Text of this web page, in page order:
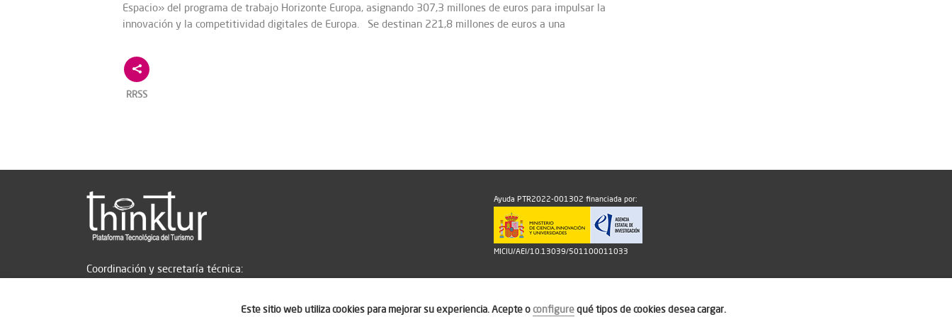
Espacio» del programa de trabajo Horizonte Europa, asignando 307,3 millones de euros para impulsar la
innovación y la competitividad digitales de Europa. Se destinan 221,8 millones de euros a una
RRSS
Coordinación y secretaría técnica:
Ayuda PTR2022-001302 financiada por:
MICIU/AEI/10.13039/501100011033
Este sitio web utiliza cookies para mejorar su experiencia. Acepte oconfigurequé tipos de cookies desea cargar.